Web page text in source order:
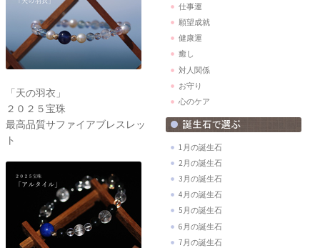
「天の羽衣」
２０２５宝珠
最高品質サファイアブレスレッ
ト
仕事運
願望成就
健康運
癒し
対人関係
お守り
心のケア
1月の誕生石
2月の誕生石
3月の誕生石
4月の誕生石
5月の誕生石
6月の誕生石
7月の誕生石